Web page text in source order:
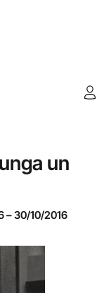
un
–30/10/2016